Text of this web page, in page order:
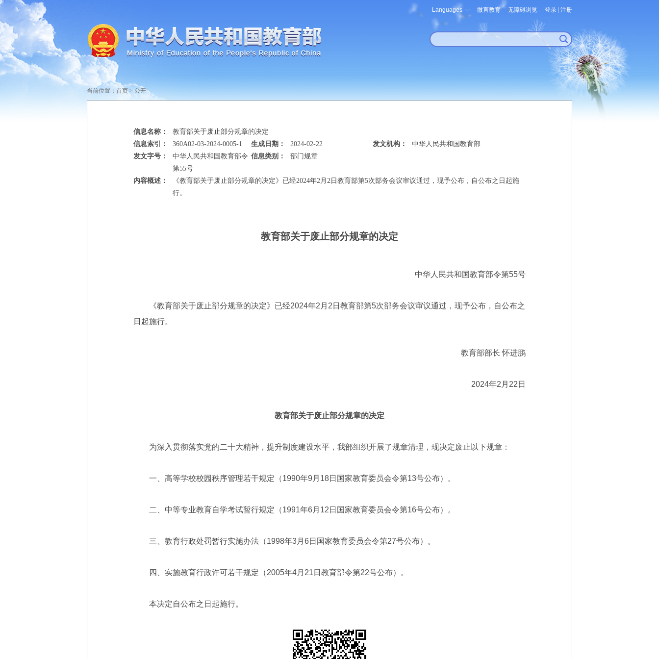
Languages 微言教育 无障碍浏览 登录 注册
当前位置： 首页>公开
信息名称：
教育部关于废止部分规章的决定
信息索引：
360A02-03-2024-0005-1 生成日期： 2024-02-22 发文机构：
中华人民共和国教育部
发文字号：
中华人民共和国教育部令
第55号
信息类别： 部门规章
内容概述：
《教育部关于废止部分规章的决定》已经2024年2月2日教育部第5次部务会议审议通过，现予公布，自公布之日起施
行。
教育部关于废止部分规章的决定
中华人民共和国教育部令第55号
《教育部关于废止部分规章的决定》已经2024年2月2日教育部第5次部务会议审议通过，现予公布，自公布之
日起施行。
教育部部长 怀进鹏
2024年2月22日
教育部关于废止部分规章的决定
为深入贯彻落实党的二十大精神，提升制度建设水平，我部组织开展了规章清理，现决定废止以下规章：
一、高等学校校园秩序管理若干规定（1990年9月18日国家教育委员会令第13号公布）。
二、中等专业教育自学考试暂行规定（1991年6月12日国家教育委员会令第16号公布）。
三、教育行政处罚暂行实施办法（1998年3月6日国家教育委员会令第27号公布）。
四、实施教育行政许可若干规定（2005年4月21日教育部令第22号公布）。
本决定自公布之日起施行。